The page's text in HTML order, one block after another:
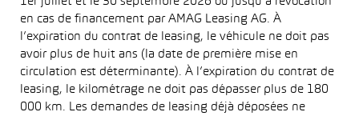
en cas de financement par AMAG Leasing AG. À
l’expiration du contrat de leasing, le véhicule ne doit pas
avoir plus de huit ans (la date de première mise en
circulation est déterminante). À l’expiration du contrat de
leasing, le kilométrage ne doit pas dépasser plus de 180
000 km. Les demandes de leasing déjà déposées ne